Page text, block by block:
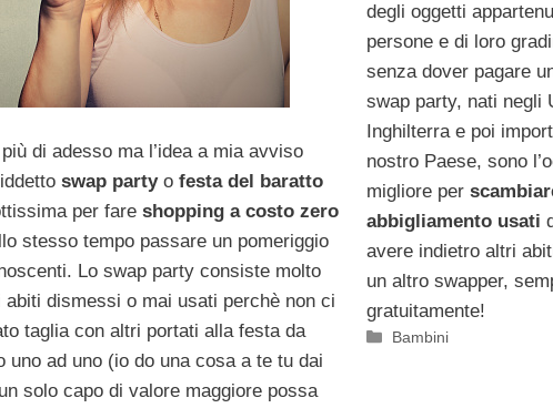
di adesso ma l’idea a mia avviso
swap partyo festa del baratto
per fare shopping a costo zero
stesso tempo passare un pomeriggio
Lo swap party consiste molto
dismessi o mai usati perchè non ci
taglia con altri portati alla festa da
ad uno (io do una cosa a te tu dai
solo capo di valore maggiore possa
degli oggetti
persone e di loro
senza dover pagare
swap party, nati negli
Inghilterra e poi
nostro Paese, sono
migliore per
abbigliamento usati
avere indietro altri
un altro swapper,
gratuitamente!
Categorie
Bambini